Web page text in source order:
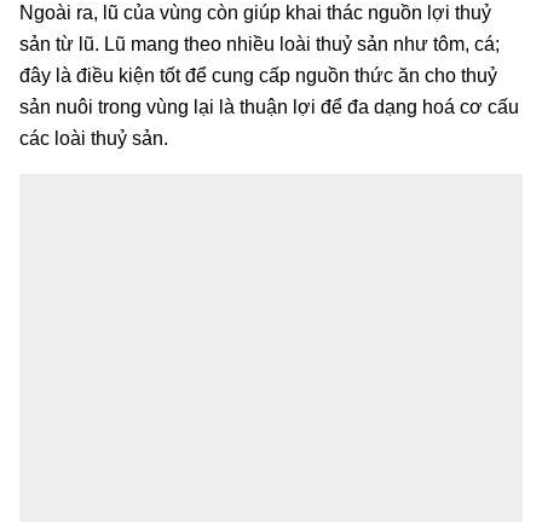
Ngoài ra, lũ của vùng còn giúp khai thác nguồn lợi thuỷ
sản từ lũ. Lũ mang theo nhiều loài thuỷ sản như tôm, cá;
đây là điều kiện tốt để cung cấp nguồn thức ăn cho thuỷ
sản nuôi trong vùng lại là thuận lợi để đa dạng hoá cơ cấu
các loài thuỷ sản.